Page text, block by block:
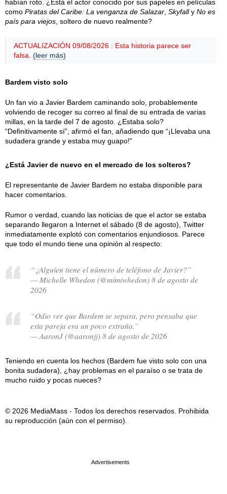
habían roto. ¿Está el actor conocido por sus papeles en películas
como Piratas del Caribe: La venganza de Salazar Skyfally No es
país para viejos , soltero de nuevo realmente?
ACTUALIZACIÓN 09/08/2026 : Esta historia parece ser
falsa. (leer más)
Bardem visto solo
Un fan vio a Javier Bardem caminando solo, probablemente
volviendo de recoger su correo al final de su entrada de varias
millas, en la tarde del 7 de agosto. ¿Estaba solo?
“Definitivamente sí”, afirmó el fan, añadiendo que “¡Llevaba una
sudadera grande y estaba muy guapo!”
¿Está Javier de nuevo en el mercado de los solteros?
El representante de Javier Bardem no estaba disponible para
hacer comentarios.
Rumor o verdad, cuando las noticias de que el actor se estaba
separando llegaron a Internet el sábado (8 de agosto), Twitter
inmediatamente explotó con comentarios enjundiosos. Parece
que todo el mundo tiene una opinión al respecto:
“¿Alguien tiene el número de teléfono de Javier?”
— Michelle Whedon (@mimiwhedon) 8 de agosto de
2026
“Odio ver que Bardem se separa, pero pensaba que
esta pareja era un poco extraña.”
— AaronJ (@aaronjj) 8 de agosto de 2026
Teniendo en cuenta los hechos (Bardem fue visto solo con una
bonita sudadera), ¿hay problemas en el paraíso o se trata de
mucho ruido y pocas nueces?
© 2026 MediaMass - Todos los derechos reservados. Prohibida
su reproducción (aún con el permiso).